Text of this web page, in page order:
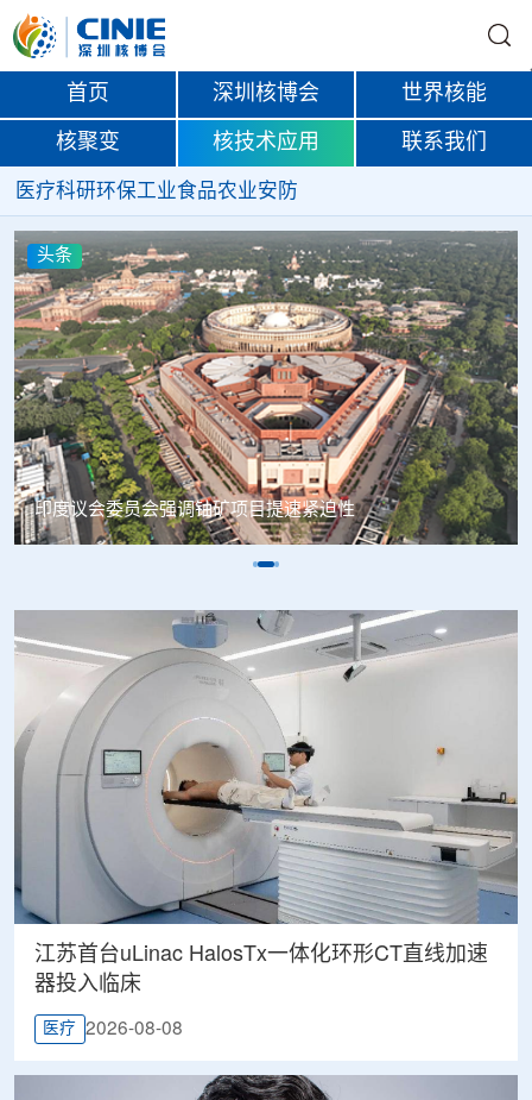
首页 深圳核博会 世界核能
核聚变 核技术应用 联系我们
医疗科研环保工业食品农业安防
头条
中核辐智正式设立 中国同辐持股90%打通核医疗全产业链
江苏首台uLinac HalosTx一体化环形CT直线加速
器投入临床
医疗 2026-08-08